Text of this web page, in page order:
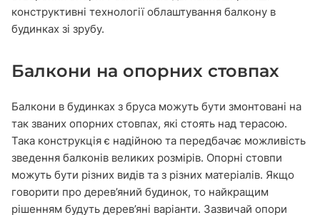
конструктивні технології облаштування балкону в
будинках зі зрубу.
Балкони на опорних стовпах
Балкони в будинках з бруса можуть бути змонтовані на
так званих опорних стовпах, які стоять над терасою.
Така конструкція є надійною та передбачає можливість
зведення балконів великих розмірів. Опорні стовпи
можуть бути різних видів та з різних матеріалів. Якщо
говорити про дерев’яний будинок, то найкращим
рішенням будуть дерев’яні варіанти. Зазвичай опори